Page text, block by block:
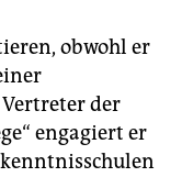
obwohl er
der
engagiert er